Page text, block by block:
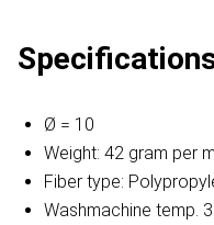
Ø = 10
Weight: 42 gram per
Fiber type:
Washmachine temp.